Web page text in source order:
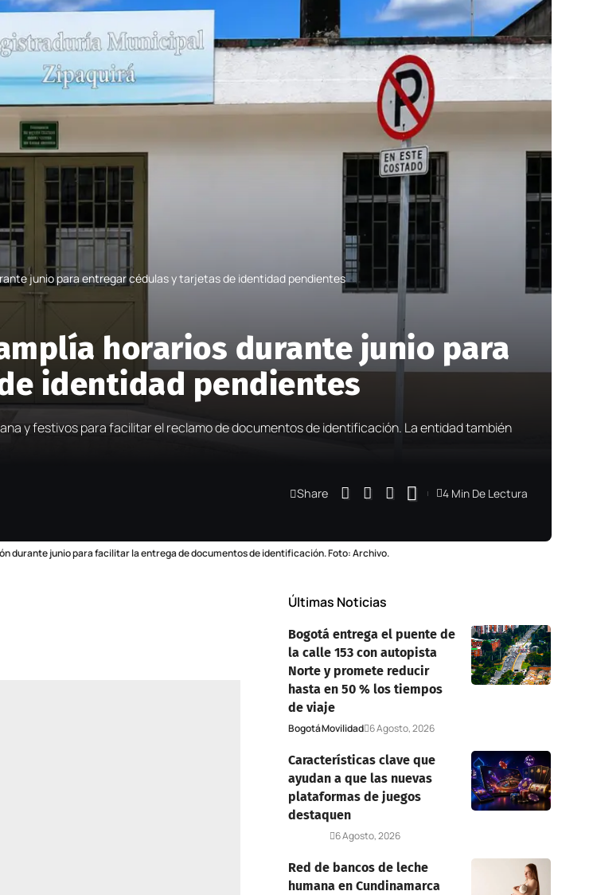
junio para entregar cédulas y tarjetas de identidad pendientes
horarios durante junio para
identidad pendientes
y festivos para facilitar el reclamo de documentos de identificación. La entidad también
Share 4 Min De Lectura
durante junio para facilitar la entrega de documentos de identificación. Foto: Archivo.
Últimas Noticias
Bogotá entrega el puente de
la calle 153 con autopista
Norte y promete reducir
hasta en 50 % los tiempos
de viaje
BogotáMovilidad 6 Agosto, 2026
Características clave que
ayudan a que las nuevas
plataformas de juegos
destaquen
6 Agosto, 2026
Red de bancos de leche
humana en Cundinamarca